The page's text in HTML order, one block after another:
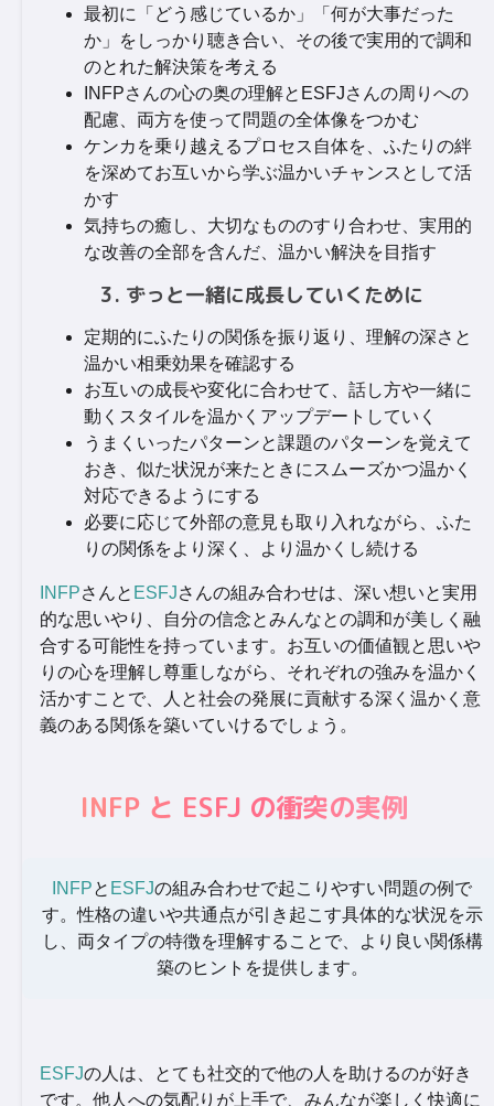
最初に「どう感じているか」「何が大事だった
か」をしっかり聴き合い、その後で実用的で調和
のとれた解決策を考える
INFPさんの心の奥の理解とESFJさんの周りへの
配慮、両方を使って問題の全体像をつかむ
ケンカを乗り越えるプロセス自体を、ふたりの絆
を深めてお互いから学ぶ温かいチャンスとして活
かす
気持ちの癒し、大切なもののすり合わせ、実用的
な改善の全部を含んだ、温かい解決を目指す
3. ずっと一緒に成長していくために
定期的にふたりの関係を振り返り、理解の深さと
温かい相乗効果を確認する
お互いの成長や変化に合わせて、話し方や一緒に
動くスタイルを温かくアップデートしていく
うまくいったパターンと課題のパターンを覚えて
おき、似た状況が来たときにスムーズかつ温かく
対応できるようにする
必要に応じて外部の意見も取り入れながら、ふた
りの関係をより深く、より温かくし続ける
INFPさんと ESFJさんの組み合わせは、深い想いと実用
的な思いやり、自分の信念とみんなとの調和が美しく融
合する可能性を持っています。お互いの価値観と思いや
りの心を理解し尊重しながら、それぞれの強みを温かく
活かすことで、人と社会の発展に貢献する深く温かく意
義のある関係を築いていけるでしょう。
INFP と ESFJ の衝突の実例
INFPと ESFJの組み合わせで起こりやすい問題の例で
す。性格の違いや共通点が引き起こす具体的な状況を示
し、両タイプの特徴を理解することで、より良い関係構
築のヒントを提供します。
ESFJの人は、とても社交的で他の人を助けるのが好き
です。他人への気配りが上手で、みんなが楽しく快適に